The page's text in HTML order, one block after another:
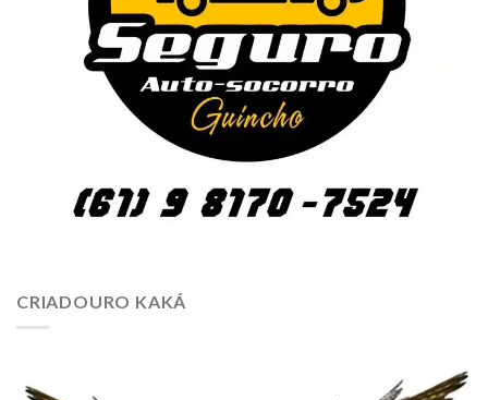
CRIADOURO KAKÁ